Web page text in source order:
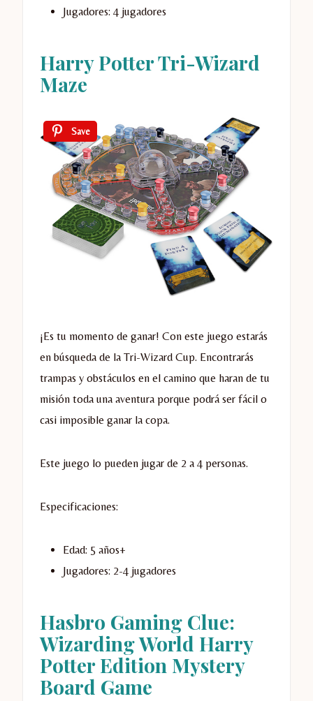
Jugadores: 4 jugadores
Harry Potter Tri-Wizard
Maze
Save
¡Es tu momento de ganar! Con este juego estarás
en búsqueda de la Tri-Wizard Cup. Encontrarás
trampas y obstáculos en el camino que haran de tu
misión toda una aventura porque podrá ser fácil o
casi imposible ganar la copa.
Este juego lo pueden jugar de 2 a 4 personas.
Especificaciones:
Edad: 5 años+
Jugadores: 2-4 jugadores
Hasbro Gaming Clue:
Wizarding World Harry
Potter Edition Mystery
Board Game